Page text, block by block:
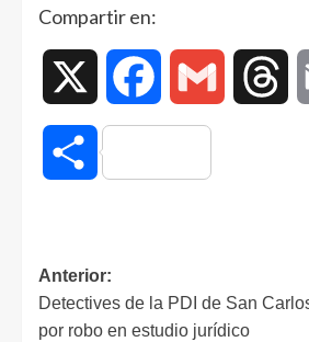
Compartir en:
Facebook Gmail
Compartir
Anterior:
Detectives de la PDI de San
por robo en estudio jurídico